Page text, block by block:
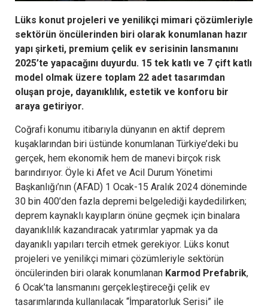
Lüks konut projeleri ve yenilikçi mimari çözümleriyle
sektörün öncülerinden biri olarak konumlanan hazır
yapı şirketi, premium çelik ev serisinin lansmanını
2025’te yapacağını duyurdu. 15 tek katlı ve 7 çift katlı
model olmak üzere toplam 22 adet tasarımdan
oluşan proje, dayanıklılık, estetik ve konforu bir
araya getiriyor.
Coğrafi konumu itibarıyla dünyanın en aktif deprem
kuşaklarından biri üstünde konumlanan Türkiye’deki bu
gerçek, hem ekonomik hem de manevi birçok risk
barındırıyor. Öyle ki Afet ve Acil Durum Yönetimi
Başkanlığı’nın (AFAD) 1 Ocak-15 Aralık 2024 döneminde
30 bin 400’den fazla depremi belgelediği kaydedilirken;
deprem kaynaklı kayıpların önüne geçmek için binalara
dayanıklılık kazandıracak yatırımlar yapmak ya da
dayanıklı yapıları tercih etmek gerekiyor. Lüks konut
projeleri ve yenilikçi mimari çözümleriyle sektörün
öncülerinden biri olarak konumlanan Karmod Prefabrik,
6 Ocak’ta lansmanını gerçekleştireceği çelik ev
tasarımlarında kullanılacak “İmparatorluk Serisi” ile